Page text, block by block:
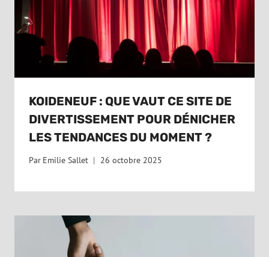
KOIDENEUF : QUE VAUT CE SITE DE
DIVERTISSEMENT POUR DÉNICHER
LES TENDANCES DU MOMENT ?
Par Emilie Sallet 26 octobre 2025